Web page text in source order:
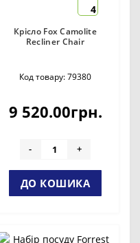
4
Крісло Fox Camolite
Recliner Chair
Код товару: 79380
9 520.00грн.
- +
ДО КОШИКА